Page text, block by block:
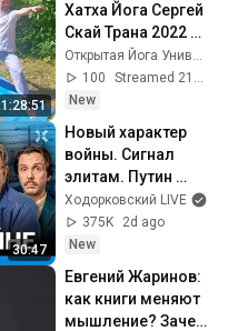
1:28:51
Хатха Йога Сергей
Скай Трана 2022
Бердск
Открытая Йога Универсальный Канал
100
Streamed 21h ago
New
30:47
Новый характер
войны. Сигнал
элитам. Путин
ведет страну к
военному
положению |
Еловский
Ходорковский LIVE
375K
2d ago
New
Евгений Жаринов:
как книги меняют
мышление? Зачем